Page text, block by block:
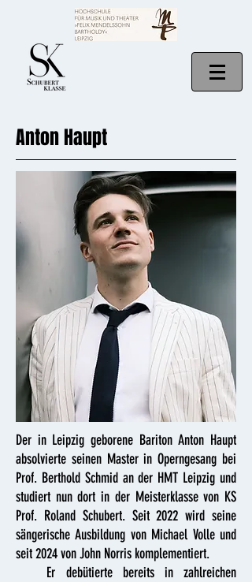
Anton Haupt
Der in Leipzig geborene Bariton Anton Haupt
absolvierte seinen Master in Operngesang bei
Prof. Berthold Schmid an der HMT Leipzig und
studiert nun dort in der Meisterklasse von KS
Prof. Roland Schubert. Seit 2022 wird seine
sängerische Ausbildung von Michael Volle und
seit 2024 von John Norris komplementiert.
Er debütierte bereits in zahlreichen